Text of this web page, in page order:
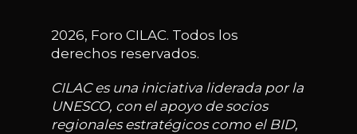
2026, Foro CILAC. Todos los
derechos reservados.
CILAC es una iniciativa liderada por la
UNESCO, con el apoyo de socios
regionales estratégicos como el BID,